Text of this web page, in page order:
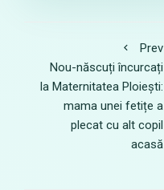
Prev
Nou-născuți încurcați
la Maternitatea Ploiești:
mama unei fetițe a
plecat cu alt copil
acasă